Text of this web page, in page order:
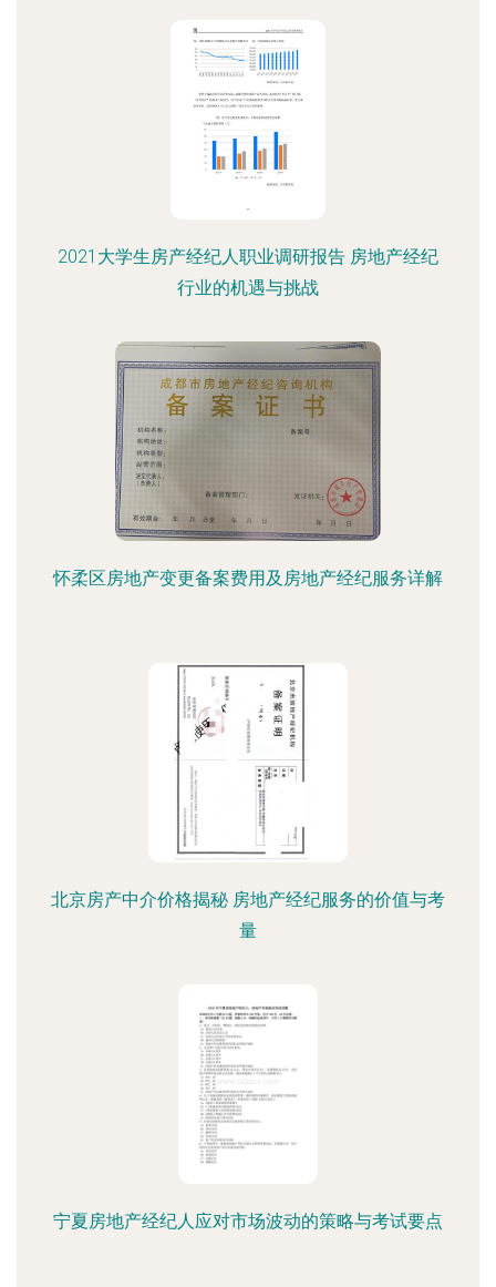
2021大学生房产经纪人职业调研报告 房地产经纪
行业的机遇与挑战
怀柔区房地产变更备案费用及房地产经纪服务详解
北京房产中介价格揭秘 房地产经纪服务的价值与考
量
宁夏房地产经纪人应对市场波动的策略与考试要点